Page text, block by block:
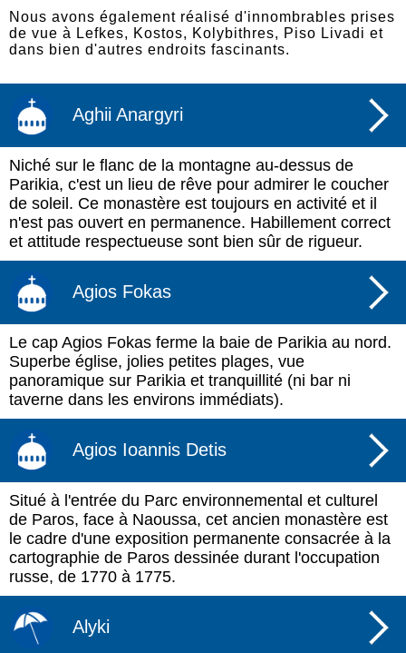
Nous avons également réalisé d'innombrables prises
de vue à Lefkes, Kostos, Kolybithres, Piso Livadi et
dans bien d'autres endroits fascinants.
Aghii Anargyri
Niché sur le flanc de la montagne au-dessus de
Parikia, c'est un lieu de rêve pour admirer le coucher
de soleil. Ce monastère est toujours en activité et il
n'est pas ouvert en permanence. Habillement correct
et attitude respectueuse sont bien sûr de rigueur.
Agios Fokas
Le cap Agios Fokas ferme la baie de Parikia au nord.
Superbe église, jolies petites plages, vue
panoramique sur Parikia et tranquillité (ni bar ni
taverne dans les environs immédiats).
Agios Ioannis Detis
Situé à l'entrée du Parc environnemental et culturel
de Paros, face à Naoussa, cet ancien monastère est
le cadre d'une exposition permanente consacrée à la
cartographie de Paros dessinée durant l'occupation
russe, de 1770 à 1775.
Alyki